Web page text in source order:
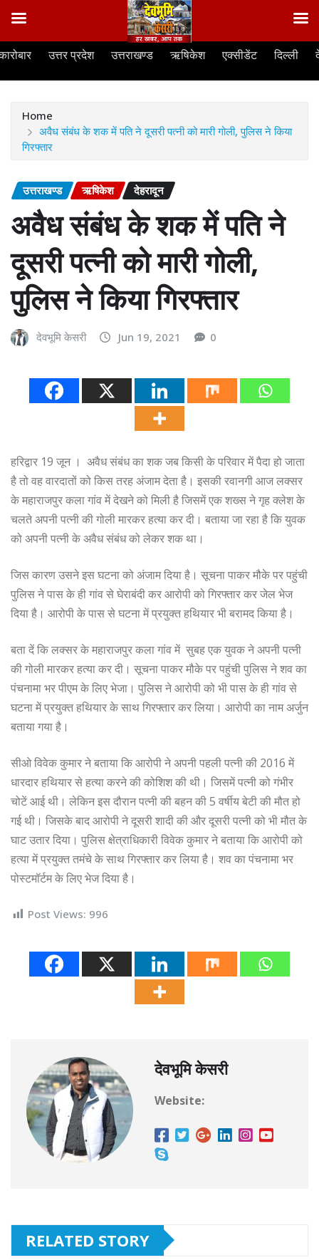
Skip
उत्तर प्रदेश उत्तराखण्ड ऋषिकेश एक्सीडेंट दिल्ली
Home
अवैध संबंध के शक में पति ने दूसरी पत्नी को मारी गोली, पुलिस ने किया
गिरफ्तार
उत्तराखण्ड ऋषिकेश देहरादून
अवैध संबंध के शक में पति ने
दूसरी पत्नी को मारी गोली,
पुलिस ने किया गिरफ्तार
देवभूमि केसरी Jun 19, 2021 0
हरिद्वार 19 जून । अवैध संबंध का शक जब किसी के परिवार में पैदा हो जाता
है तो वह वारदातों को किस तरह अंजाम देता है। इसकी रवानगी आज लक्सर
के महाराजपुर कला गांव में देखने को मिली है जिसमें एक शख्स ने गृह क्लेश के
चलते अपनी पत्नी की गोली मारकर हत्या कर दी। बताया जा रहा है कि युवक
को अपनी पत्नी के अवैध संबंध को लेकर शक था।
जिस कारण उसने इस घटना को अंजाम दिया है। सूचना पाकर मौके पर पहुंची
पुलिस ने पास के ही गांव से घेराबंदी कर आरोपी को गिरफ्तार कर जेल भेज
दिया है। आरोपी के पास से घटना में प्रयुक्त हथियार भी बरामद किया है।
बता दें कि लक्सर के महाराजपुर कला गांव में सुबह एक युवक ने अपनी पत्नी
की गोली मारकर हत्या कर दी। सूचना पाकर मौके पर पहुंची पुलिस ने शव का
पंचनामा भर पीएम के लिए भेजा। पुलिस ने आरोपी को भी पास के ही गांव से
घटना में प्रयुक्त हथियार के साथ गिरफ्तार कर लिया। आरोपी का नाम अर्जुन
बताया गया है।
सीओ विवेक कुमार ने बताया कि आरोपी ने अपनी पहली पत्नी की 2016 में
धारदार हथियार से हत्या करने की कोशिश की थी। जिसमें पत्नी को गंभीर
चोटें आई थी। लेकिन इस दौरान पत्नी की बहन की 5 वर्षीय बेटी की मौत हो
गई थी। जिसके बाद आरोपी ने दूसरी शादी की और दूसरी पत्नी को भी मौत के
घाट उतार दिया। पुलिस क्षेत्राधिकारी विवेक कुमार ने बताया कि आरोपी को
हत्या में प्रयुक्त तमंचे के साथ गिरफ्तार कर लिया है। शव का पंचनामा भर
पोस्टमॉर्टम के लिए भेज दिया है।
Post Views: 996
देवभूमि केसरी
Website:
RELATED STORY